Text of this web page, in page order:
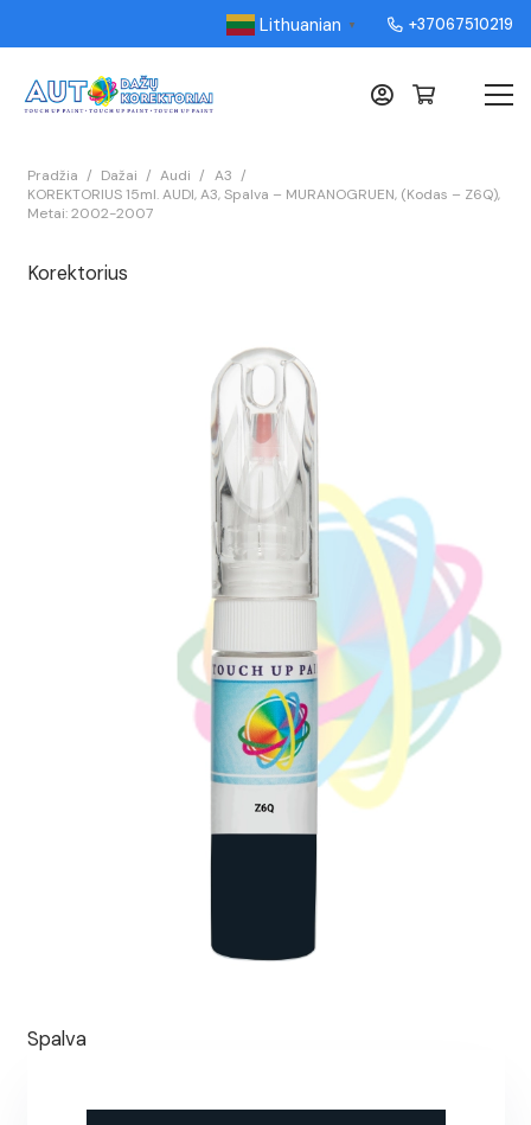
Lithuanian ▼ +37067510219
Pradžia / Dažai / Audi / A3 /
KOREKTORIUS 15ml. AUDI, A3, Spalva – MURANOGRUEN, (Kodas – Z6Q),
Metai: 2002-2007
Korektorius
Spalva